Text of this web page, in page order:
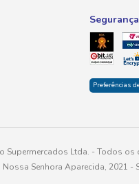
Segurança
Preferências
Supermercados Ltda. - Todos os
Nossa Senhora Aparecida, 2021 -